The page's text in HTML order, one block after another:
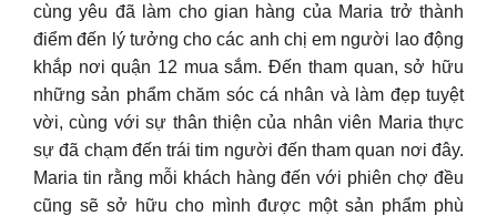
cùng yêu đã làm cho gian hàng của Maria trở thành
điểm đến lý tưởng cho các anh chị em người lao động
khắp nơi quận 12 mua sắm. Đến tham quan, sở hữu
những sản phẩm chăm sóc cá nhân và làm đẹp tuyệt
vời, cùng với sự thân thiện của nhân viên Maria thực
sự đã chạm đến trái tim người đến tham quan nơi đây.
Maria tin rằng mỗi khách hàng đến với phiên chợ đều
cũng sẽ sở hữu cho mình được một sản phẩm phù